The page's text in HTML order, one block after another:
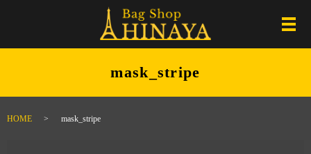
メ
mask_stripe
HOME mask_stripe